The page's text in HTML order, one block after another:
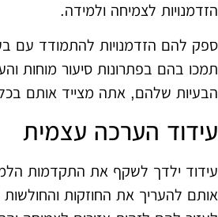
הזדמנויות לצמיחה ולמידה.
ספק להם הזדמנויות להתמודד עם
תמכו בהם בפתרונות סיעור מוחות
הבעיות שלהם, אתה מצייד אותם
עידוד הערכה עצמית
עידוד ילדך לשקף את התקדמות
אותם להעריך את החוזקות